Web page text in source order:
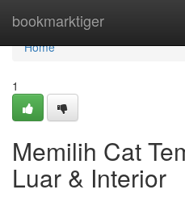
bookmarktiger
Home
Home
1
Memilih Cat
Luar & Interior